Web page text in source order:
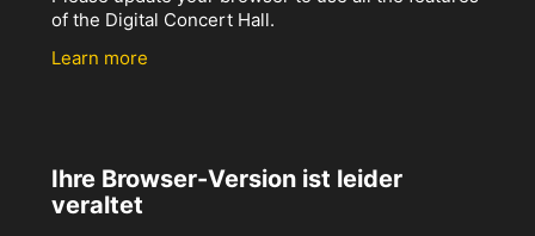
of the Digital Concert Hall.
Learn more
Ihre Browser-Version ist leider
veraltet